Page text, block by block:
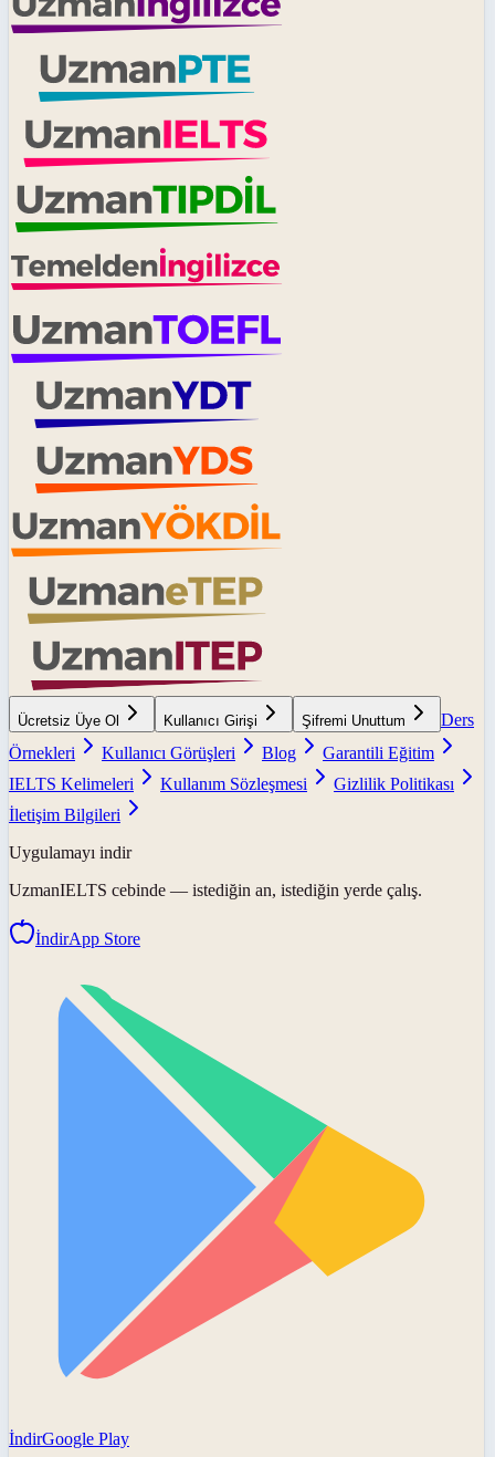
Ücretsiz Üye Ol Kullanıcı Girişi Şifremi Unuttum
Ders
Örnekleri
Kullanıcı Görüşleri Blog
Garantili Eğitim
IELTS Kelimeleri
Kullanım Sözleşmesi
Gizlilik Politikası
İletişim Bilgileri
Uygulamayı indir
UzmanIELTS cebinde — istediğin an, istediğin yerde çalış.
İndirApp Store
İndirGoogle Play